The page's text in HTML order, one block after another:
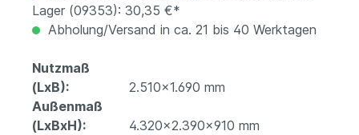
Lager (09353): 30,35 €*
Abholung/Versand in ca. 21 bis 40 Werktagen
Nutzmaß
(LxB):
2.510x1.690 mm
Außenmaß
(LxBxH):
4.320x2.390x910 mm